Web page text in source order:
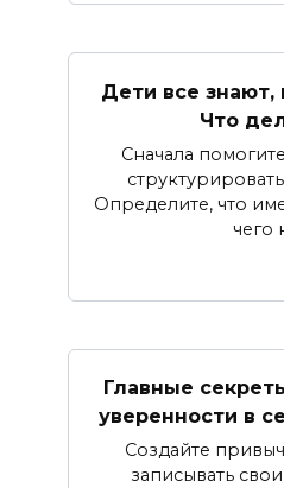
Дети все знают,
Что
Сначала
Определите, что
чего
Главные
уверенности в
Создайте
записывать